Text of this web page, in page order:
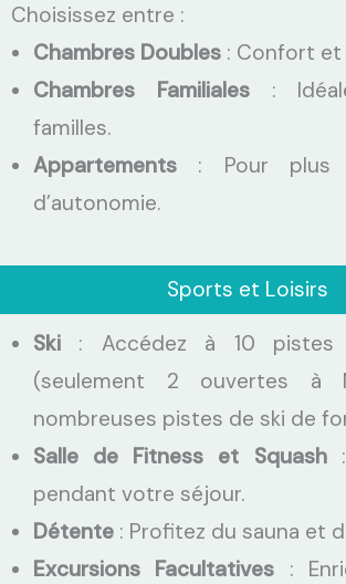
Choisissez entre :
Chambres Doubles : Confort
Chambres Familiales:
familles.
Appartements : Pour plus
d’autonomie.
Sports et Loisirs
Ski : Accédez à 10 pistes
(seulement 2 ouvertes à
nombreuses pistes de ski de
Salle de Fitness et Squash:
pendant votre séjour.
Détente : Profitez du sauna et
Excursions Facultatives :